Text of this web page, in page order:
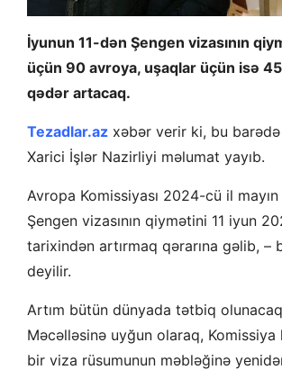
İyunun 11-dən Şengen vizasının
üçün 90 avroya, uşaqlar üçün isə
qədər artacaq.
Tezadlar.az xəbər verir ki, bu
Xarici İşlər Nazirliyi məlumat yayıb.
Avropa Komissiyası 2024-cü il
Şengen vizasının qiymətini 11 iyun
tarixindən artırmaq qərarına gəlib, –
deyilir.
Artım bütün dünyada tətbiq
Məcəlləsinə uyğun olaraq, Komissiya
bir viza rüsumunun məbləğinə